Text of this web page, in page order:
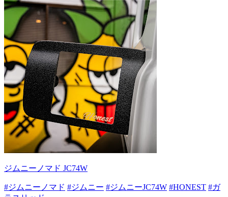
ジムニーノマド JC74W
#ジムニーノマド #ジムニー #ジムニーJC74W #HONEST #ガ